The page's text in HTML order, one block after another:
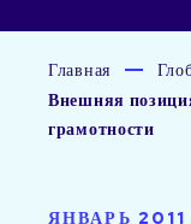
Главная
Внешняя
грамотности
ЯНВАРЬ 2011